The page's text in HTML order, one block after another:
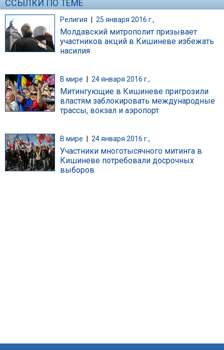
ССЫЛКИ ПО ТЕМЕ
Религия | 25 января 2016 г.,
Молдавский митрополит призывает
участников акций в Кишиневе избежать
насилия
В мире 24 января 2016 г.,
Митингующие в Кишиневе пригрозили
властям заблокировать международные
трассы, вокзал и аэропорт
В мире 24 января 2016 г.,
Участники многотысячного митинга в
Кишиневе потребовали досрочных
выборов